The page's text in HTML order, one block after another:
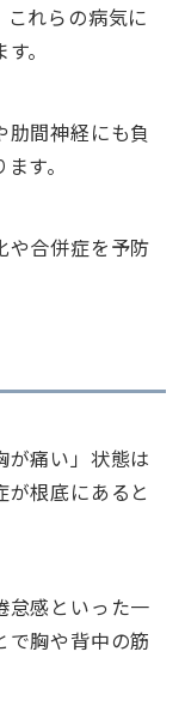
れらの病気に
。
間神経にも負
す。
や合併症を予防
が痛い」状態は
根底にあると
怠感といった一
で胸や背中の筋